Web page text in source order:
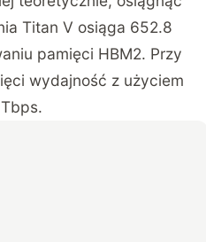
Titan V osiąga 652.8
pamięci HBM2. Przy
wydajność z użyciem